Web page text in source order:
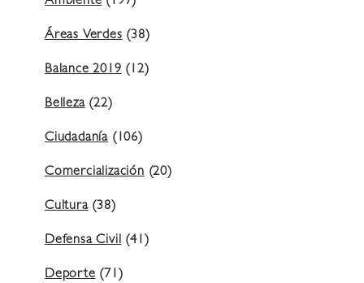
Áreas Verdes (38)
Balance 2019 (12)
Belleza(22)
Ciudadanía (106)
Comercialización (20)
Cultura(38)
Defensa Civil (41)
Deporte (71)